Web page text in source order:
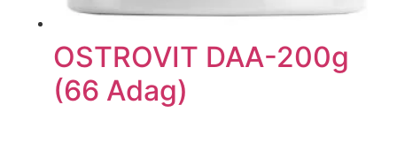
OSTROVIT DAA-200g
(66 Adag)